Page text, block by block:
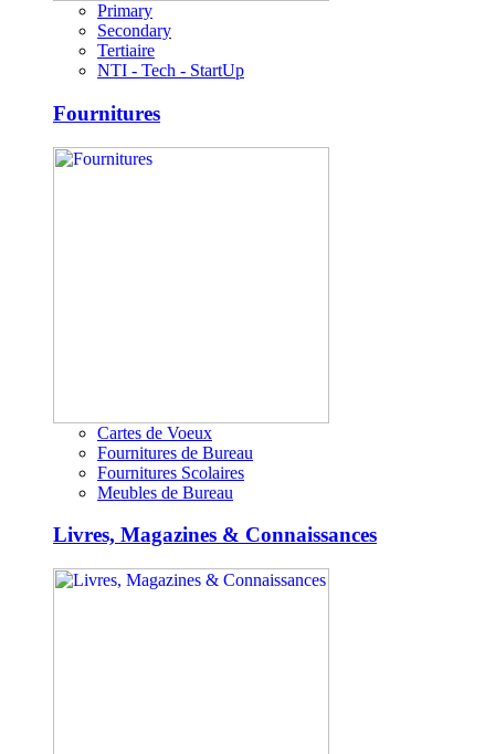
Primary
Secondary
Tertiaire
NTI - Tech - StartUp
Fournitures
Cartes de Voeux
Fournitures de Bureau
Fournitures Scolaires
Meubles de Bureau
Livres, Magazines & Connaissances